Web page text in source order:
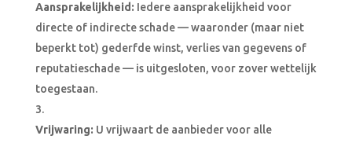
Aansprakelijkheid: Iedere aansprakelijkheid voor
directe of indirecte schade — waaronder (maar niet
beperkt tot) gederfde winst, verlies van gegevens of
reputatieschade — is uitgesloten, voor zover wettelijk
toegestaan.
Vrijwaring: U vrijwaart de aanbieder voor alle